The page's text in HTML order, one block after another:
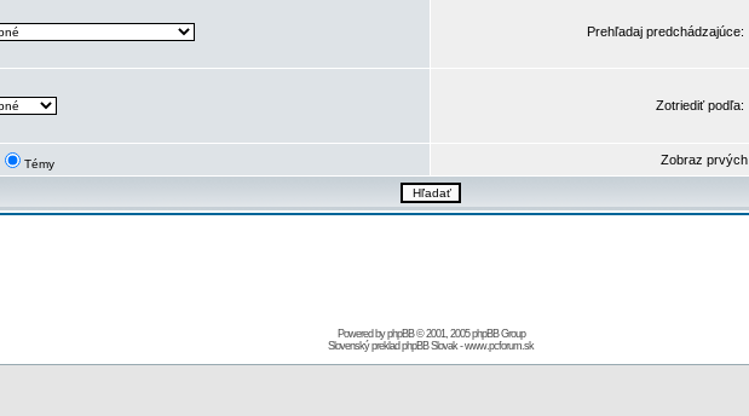
Prehľadaj predchádzajúce:
Zotriediť podľa:
Témy Zobraz prvých
Powered byphpBB© 2001, 2005 phpBB Group
Slovenský preklad phpBB Slovak-www.pcforum.sk